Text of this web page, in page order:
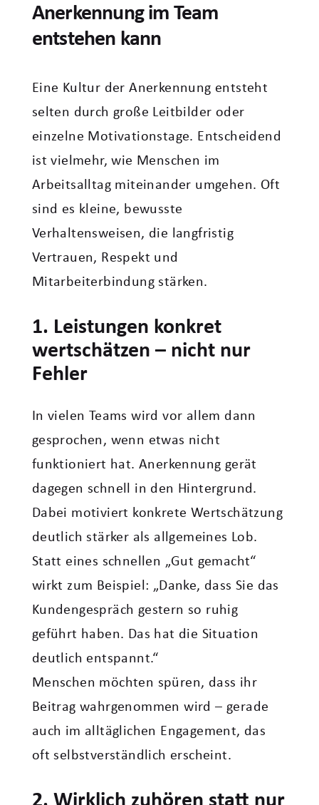
Anerkennung im Team
entstehen kann
Eine Kultur der Anerkennung entsteht
selten durch große Leitbilder oder
einzelne Motivationstage. Entscheidend
ist vielmehr, wie Menschen im
Arbeitsalltag miteinander umgehen. Oft
sind es kleine, bewusste
Verhaltensweisen, die langfristig
Vertrauen, Respekt und
Mitarbeiterbindung stärken.
1. Leistungen konkret
wertschätzen – nicht nur
Fehler
In vielen Teams wird vor allem dann
gesprochen, wenn etwas nicht
funktioniert hat. Anerkennung gerät
dagegen schnell in den Hintergrund.
Dabei motiviert konkrete Wertschätzung
deutlich stärker als allgemeines Lob.
Statt eines schnellen „Gut gemacht“
wirkt zum Beispiel: „Danke, dass Sie das
Kundengespräch gestern so ruhig
geführt haben. Das hat die Situation
deutlich entspannt.“
Menschen möchten spüren, dass ihr
Beitrag wahrgenommen wird – gerade
auch im alltäglichen Engagement, das
oft selbstverständlich erscheint.